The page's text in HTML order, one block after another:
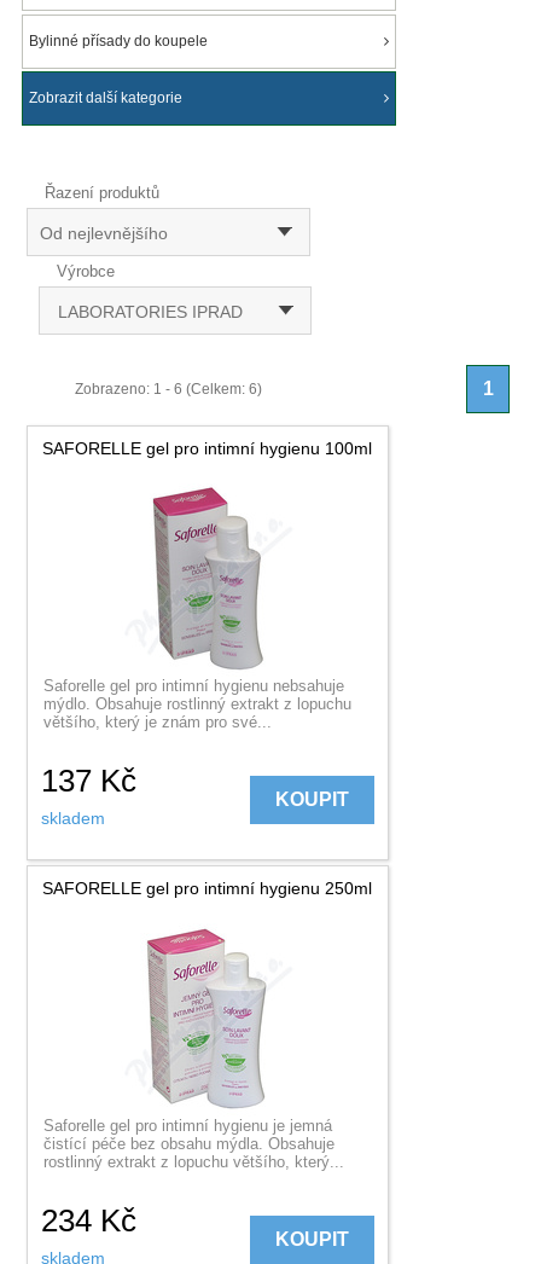
Bylinné přísady do koupele
Zobrazit další kategorie
Řazení produktů
Od nejlevnějšího
Výrobce
LABORATORIES IPRAD
Zobrazeno: 1 - 6 (Celkem: 6) 1
SAFORELLE gel pro intimní hygienu 100ml
Saforelle gel pro intimní hygienu nebsahuje
mýdlo. Obsahuje rostlinný extrakt z lopuchu
většího, který je znám pro své...
137 Kč
skladem
KOUPIT
SAFORELLE gel pro intimní hygienu 250ml
Saforelle gel pro intimní hygienu je jemná
čistící péče bez obsahu mýdla. Obsahuje
rostlinný extrakt z lopuchu většího, který...
234 Kč
skladem
KOUPIT